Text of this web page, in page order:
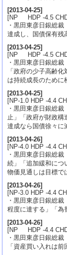
[2013-04-25]
[NP HDP -4.5
・黒田東彦日銀総
達成し、国債保有残
[2013-04-25]
[NP HDP -4.5
・黒田東彦日銀総
「政府の少子高齢
は持続成長のために
[2013-04-25]
[NP-1.0 HDP -4.4
・黒田東彦日銀総
止」「政府が財政
達成なら国債徐々に
[2013-04-26]
[NP-4.0 HDP -4.4
・黒田東彦日銀総
続」「追加緩和につ
物価見通しは目標で
[2013-04-26]
[NP-3.0 HDP -4.4
・黒田東彦日銀総
程度に達する」「為
[2013-04-26]
[NP HDP -4.4
・黒田東彦日銀総
「資産買い入れは